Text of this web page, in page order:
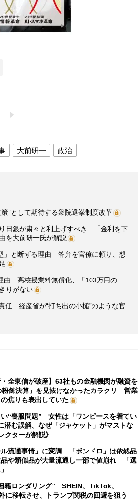
大前研一 政治
”として期待する衆院選挙制度改革
日銀が粛々と利上げすべき 「金利を下
を大前研一氏が解説
」と断ずる理由 答弁を官僚に頼り、想
由 高校授業料無償化、「103万円の
りがない
任 経産省が“打ち出の小槌”のような官
・全東信が破産】63社もの金融機関が融資を
粉飾決算」を見抜けなかったカラクリ 営業
焦りも表出していた
“喪服問題” 女性は「ワンピースを着てい
潜む誤解、なぜ「ジャケット」がマストな
クターが解説》
流通事情」に変調 「ボンドロ」は依然品
や類似品が大量流通し一部で値崩れ 「選
籍ロンダリング” SHEIN、TikTok、
に移転させ、トランプ関税の回避を狙う